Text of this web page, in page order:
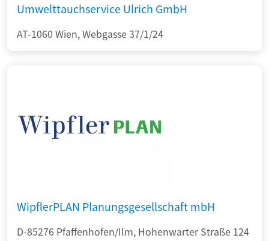
Umwelttauchservice Ulrich GmbH
AT-1060 Wien, Webgasse 37/1/24
WipflerPLAN Planungsgesellschaft mbH
D-85276 Pfaffenhofen/Ilm, Hohenwarter Straße 124